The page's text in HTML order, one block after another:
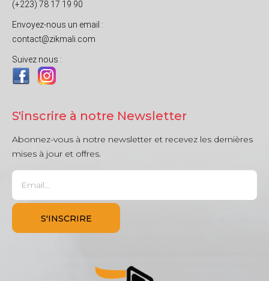
(+223) 78 17 19 90
Envoyez-nous un email :
contact@zikmali.com
Suivez nous :
S'inscrire à notre Newsletter
Abonnez-vous à notre newsletter et recevez les dernières
mises à jour et offres.